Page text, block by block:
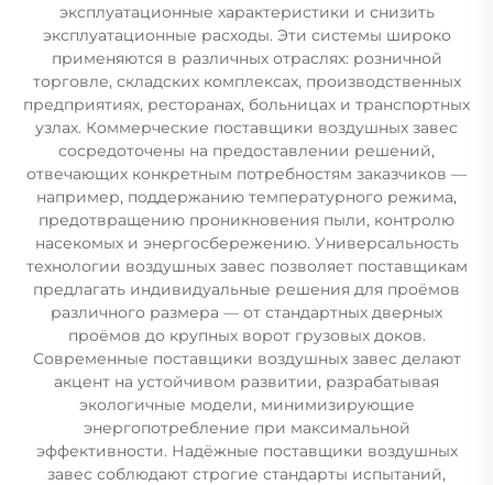
эксплуатационные характеристики и снизить
эксплуатационные расходы. Эти системы широко
применяются в различных отраслях: розничной
торговле, складских комплексах, производственных
предприятиях, ресторанах, больницах и транспортных
узлах. Коммерческие поставщики воздушных завес
сосредоточены на предоставлении решений,
отвечающих конкретным потребностям заказчиков —
например, поддержанию температурного режима,
предотвращению проникновения пыли, контролю
насекомых и энергосбережению. Универсальность
технологии воздушных завес позволяет поставщикам
предлагать индивидуальные решения для проёмов
различного размера — от стандартных дверных
проёмов до крупных ворот грузовых доков.
Современные поставщики воздушных завес делают
акцент на устойчивом развитии, разрабатывая
экологичные модели, минимизирующие
энергопотребление при максимальной
эффективности. Надёжные поставщики воздушных
завес соблюдают строгие стандарты испытаний,